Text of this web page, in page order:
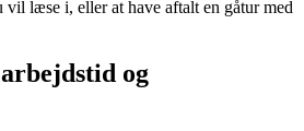
vil læse i, eller at have aftalt en gåtur med
og